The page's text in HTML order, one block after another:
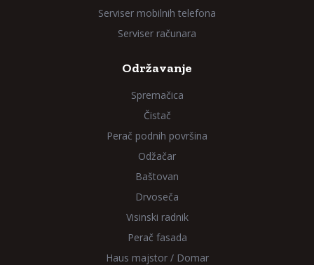
Serviser mobilnih telefona
Serviser računara
Održavanje
Spremačica
Čistač
Perač podnih površina
Odžačar
Baštovan
Drvoseča
Visinski radnik
Perač fasada
Haus majstor / Domar